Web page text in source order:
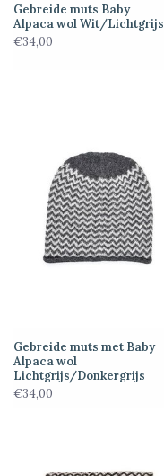
Gebreide muts Baby
Alpaca wol Wit/Lichtgrijs
€34,00
Gebreide muts met Baby
Alpaca wol
Lichtgrijs/Donkergrijs
€34,00